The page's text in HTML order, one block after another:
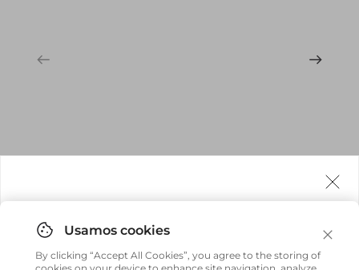
em sua casa, não importa onde você estiver.
By clicking “Accept All Cookies”, you agree to the storing of